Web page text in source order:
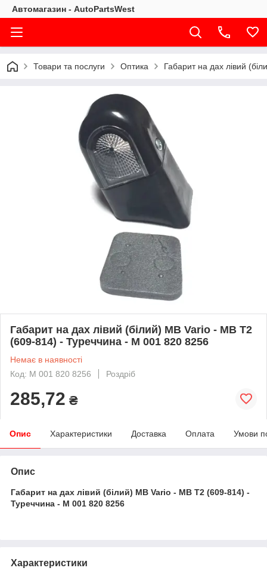
Автомагазин - AutoPartsWest
Товари та послуги Оптика Габарит на дах лівий
Габарит на дах лівий (білий) MB Vario - MB T2
(609-814) - Туреччина - M 001 820 8256
Немає в наявності
Код: M 001 820 8256
Роздріб
285,72 ₴
Опис Характеристики Доставка Оплата Умови
Опис
Габарит на дах лівий (білий) MB Vario - MB T2 (609-814) -
Туреччина - M 001 820 8256
Характеристики